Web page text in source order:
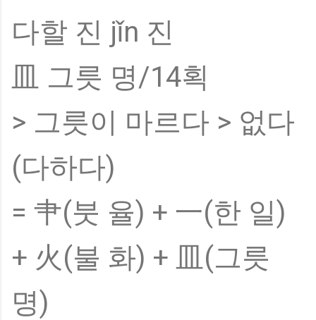
다할 진 jǐn 진
皿 그릇 명/14획
> 그릇이 마르다 > 없다
(다하다)
= 肀(붓 율) + 一(한 일)
+ 火(불 화) + 皿(그릇
명)